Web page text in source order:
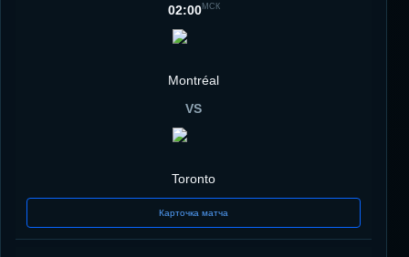
02:00МСК
Montréal
VS
Toronto
Карточка матча